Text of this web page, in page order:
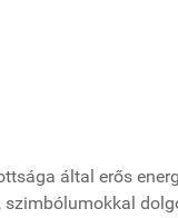
által erős
szimbólumokkal